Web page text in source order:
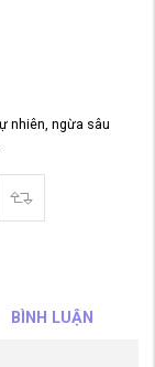
nhiên, ngừa sâu
BÌNH LUẬN